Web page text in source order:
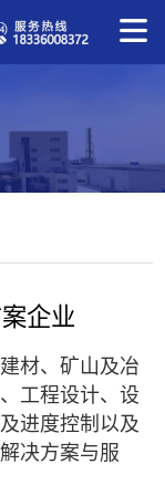
企业
材、矿山及冶
工程设计、设
进度控制以及
决方案与服